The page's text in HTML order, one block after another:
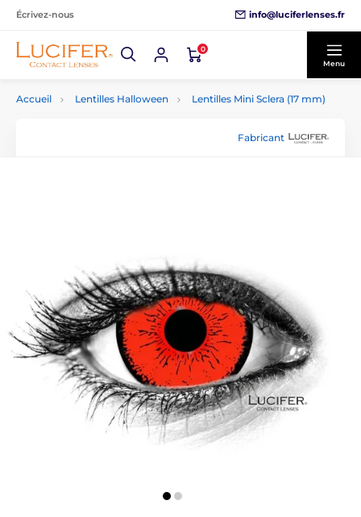
Écrivez-nous info@luciferlenses.fr
0
Menu
Accueil Lentilles Halloween Lentilles Mini Sclera (17 mm)
Fabricant